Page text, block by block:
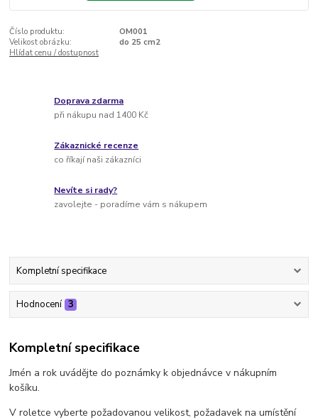
Číslo produktu:
OM001
Velikost obrázku:
do 25 cm2
Hlídat cenu / dostupnost
Doprava zdarma
při nákupu nad 1400 Kč
Zákaznické recenze
co říkají naši zákazníci
Nevíte si rady?
zavolejte - poradíme vám s nákupem
Kompletní specifikace
Hodnocení 3
Kompletní specifikace
Jmén a rok uvádějte do poznámky k objednávce v nákupním
košíku.
V roletce vyberte požadovanou velikost, požadavek na umístění